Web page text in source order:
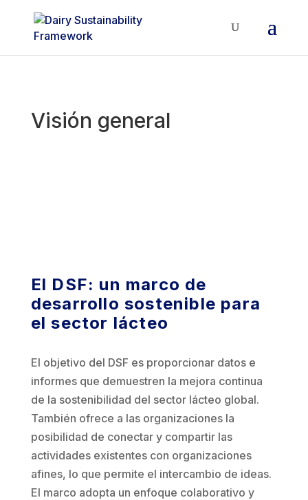
Visión general
El DSF: un marco de
desarrollo sostenible para
el sector lácteo
El objetivo del DSF es proporcionar datos e
informes que demuestren la mejora continua
de la sostenibilidad del sector lácteo global.
También ofrece a las organizaciones la
posibilidad de conectar y compartir las
actividades existentes con organizaciones
afines, lo que permite el intercambio de ideas.
El marco adopta un enfoque colaborativo y